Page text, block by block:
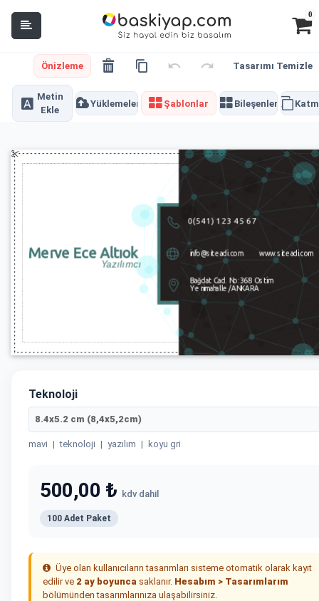
0
Önizleme Tasarımı Temizle
Metin
Ekle
Yüklemeler Şablonlar Bileşenler
Teknoloji
8.4x5.2 cm (8,4x5,2cm)
mavi | teknoloji | yazılım | koyu gri
500,00 ₺ kdv dahil
100 Adet Paket
Üye olan kullanıcıların tasarımları sisteme otomatik olarak kayıt
edilir ve 2 ay boyunca saklanır. Hesabım > Tasarımlarım
bölümünden tasarımlarınıza ulaşabilirsiniz.